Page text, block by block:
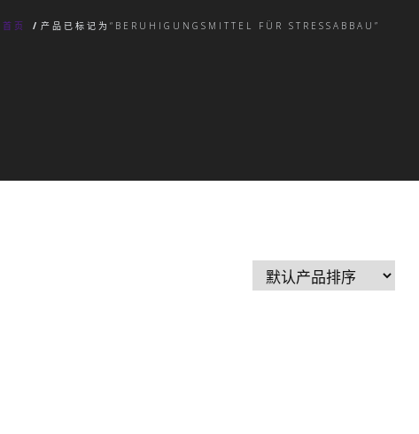
首页 / 产品已标记为“BERUHIGUNGSMITTEL FÜR STRESSABBAU”